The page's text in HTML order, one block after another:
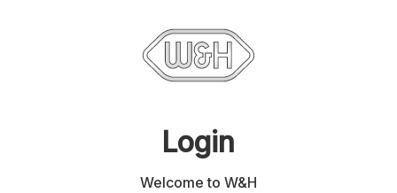
Login
Welcome to W&H